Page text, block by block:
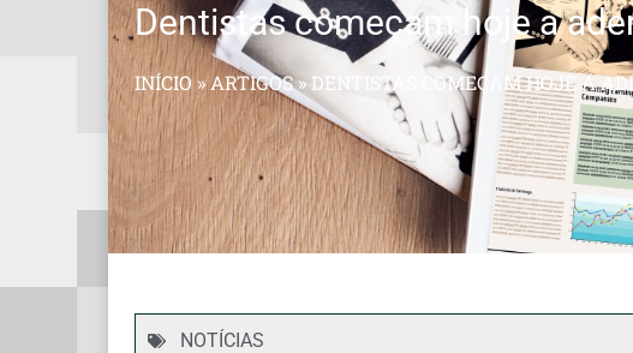
Dentistas começam hoje a
INÍCIO»ARTIGOS» DENTISTAS COMEÇAM HOJE A
NOTÍCIAS